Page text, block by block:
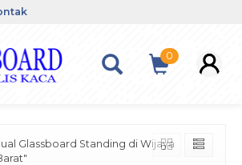
0
Glassboard Standing di Wijaya